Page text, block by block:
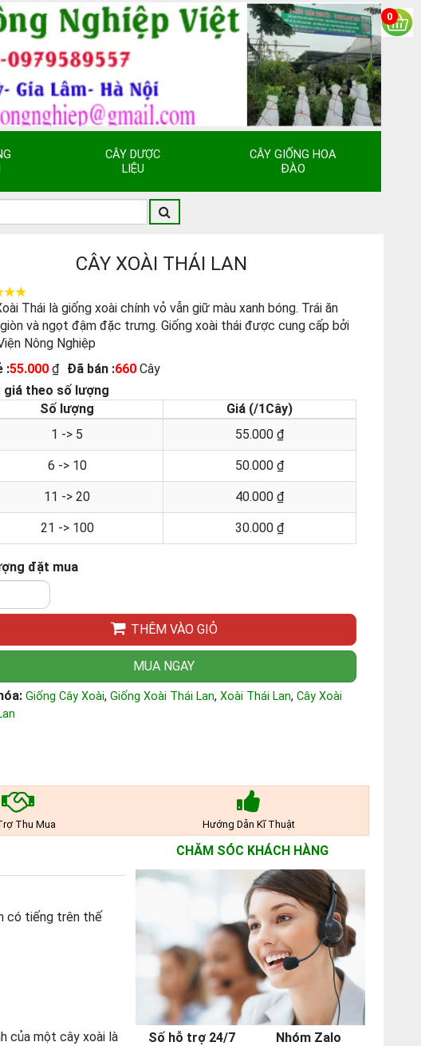
CÂY DƯỢC
LIỆU
CÂY GIỐNG HOA
ĐÀO
0
CÂY XOÀI THÁI LAN
Thái là giống xoài chính vỏ vẫn giữ màu xanh bóng. Trái ăn
và ngọt đậm đặc trưng. Giống xoài thái được cung cấp bởi
Nông Nghiệp
:55.000 ₫ Đã bán :660 Cây
giá theo số lượng
Số lượng
Giá (/1Cây)
1 -> 5
55.000 ₫
6 -> 10 50.000 ₫
11 -> 20 40.000 ₫
21 -> 100 30.000 ₫
đặt mua
THÊM VÀO GIỎ
MUA NGAY
Giống Cây Xoài, Giống Xoài Thái Lan, Xoài Thái Lan, Cây Xoài
Thu Mua Hướng Dẫn Kĩ Thuật
có tiếng trên thế
của một cây xoài là
CHĂM SÓC KHÁCH HÀNG
Số hỗ trợ 24/7 Nhóm Zalo